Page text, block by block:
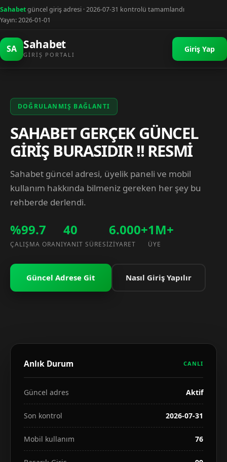
Sahabetgüncel giriş adresi · 2026-07-31 kontrolü tamamlandı
Yayın: 2026-01-01
SA Sahabet
GIRIŞ PORTALI
Giriş Yap
DOĞRULANMIŞ BAĞLANTI
SAHABET GERÇEK GÜNCEL
GİRİŞ BURASIDIR !! RESMİ
Sahabet güncel adresi, üyelik paneli ve mobil
kullanım hakkında bilmeniz gereken her şey bu
rehberde derlendi.
%99.7
ÇALIŞMA ORANI
40
YANIT SÜRESI
6.000+
ZIYARET
1M+
ÜYE
Güncel Adrese Git Nasıl Giriş Yapılır
Anlık Durum CANLI
Güncel adres Aktif
Son kontrol 2026-07-31
Mobil kullanım 76